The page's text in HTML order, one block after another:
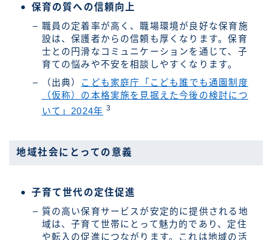
保育の質への信頼向上
職員の定着率が高く、職場環境が良好な保育施
設は、保護者からの信頼も厚くなります。保育
士との円滑なコミュニケーションを通じて、子
育ての悩みや不安を相談しやすくなります。
（出典）
こども家庭庁「こども誰でも通園制度
（仮称）の本格実施を見据えた今後の検討につ
いて」2024年 3
地域社会にとっての意義
子育て世代の定住促進
質の高い保育サービスが安定的に提供される地
域は、子育て世帯にとって魅力的であり、定住
や転入の促進につながります。これは地域の活